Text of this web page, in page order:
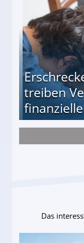
treiben
(34) in den
Das